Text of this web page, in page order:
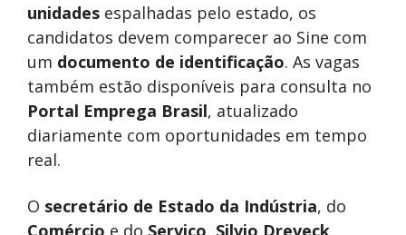
unidades espalhadas pelo estado, os
candidatos devem comparecer ao Sine com
um documento de identificação. As vagas
também estão disponíveis para consulta no
Portal Emprega Brasil, atualizado
diariamente com oportunidades em tempo
real.
O secretário de Estado da Indústria, do
Comércio e do Serviço, Silvio Dreveck,